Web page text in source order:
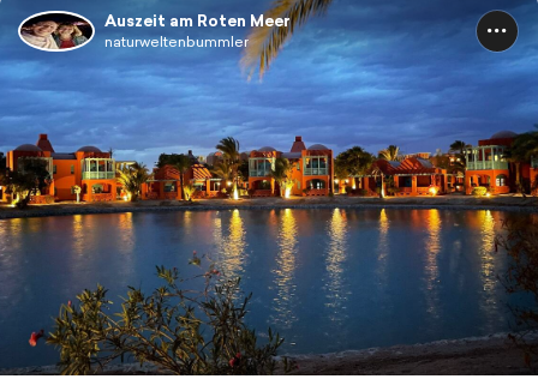
Auszeit am Roten Meer
naturweltenbummler